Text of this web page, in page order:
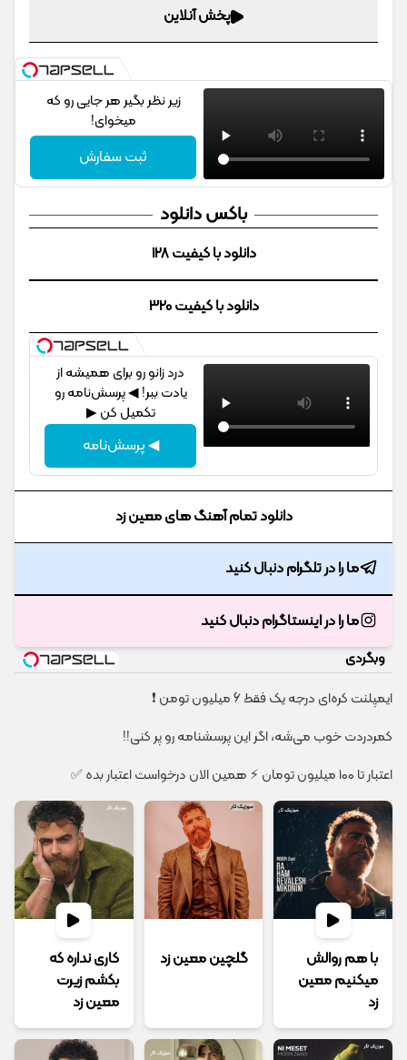
پخش آنلاین
زیر نظر بگیر هر جایی رو که
میخوای!
ثبت سفارش
باکس دانلود
دانلود با کیفیت 128
دانلود با کیفیت 320
درد زانو رو برای همیشه از
یادت ببر! ◀ پرسش‌نامه رو
تکمیل کن ▶
◀ پرسش‌نامه
دانلود تمام آهنگ های معین زد
ما را در تلگرام دنبال کنید
ما را در اینستاگرام دنبال کنید
وبگردی
ایمپلنت کره‌ای درجه یک فقط 6 میلیون تومن ❗
کمردردت خوب می‌شه، اگر این پرسشنامه رو پر کنی!!
اعتبار تا ۱۰۰ میلیون تومان ⚡ همین الان درخواست اعتبار بده ✅
با هم روالش
میکنیم معین
زد
گلچین معین زد
کاری نداره که
بکشم زیرت
معین زد